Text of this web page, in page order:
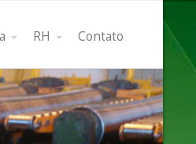
RH Contato